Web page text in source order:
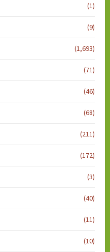
(1)
(9)
(1,693)
(71)
(46)
(68)
(211)
(172)
(3)
(40)
(11)
(10)